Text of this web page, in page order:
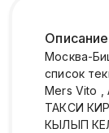
Описание
Москва-
список
Mers Vito
ТАКСИ
КЫЛЫП